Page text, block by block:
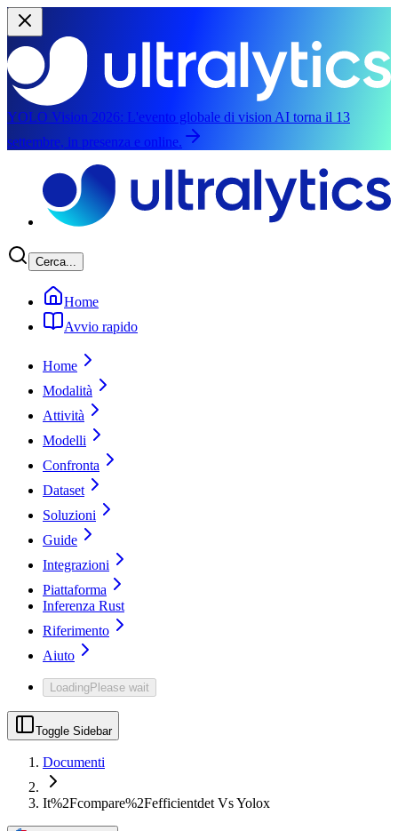
YOLO Vision 2026: L'evento globale di vision AI torna il 13
settembre, in presenza e online.
Cerca...
Home
Avvio rapido
Home
Modalità
Attività
Modelli
Confronta
Dataset
Soluzioni
Guide
Integrazioni
Piattaforma
Inferenza Rust
Riferimento
Aiuto
LoadingPlease wait
Toggle Sidebar
Documenti
It%2Fcompare%2Fefficientdet Vs Yolox